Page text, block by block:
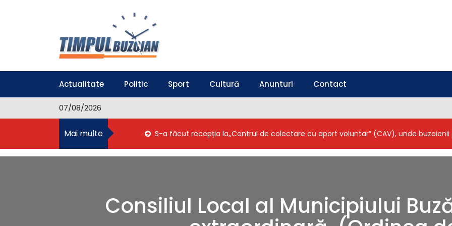
c
Timpul Buzoian
Actualitate Politic Sport Cultură Anunturi Contact
07/08/2026
Mai multe S-a făcut recepția la,,Centrul de colectare cu aport voluntar” (CAV), unde
Consiliul Local al Municipiului